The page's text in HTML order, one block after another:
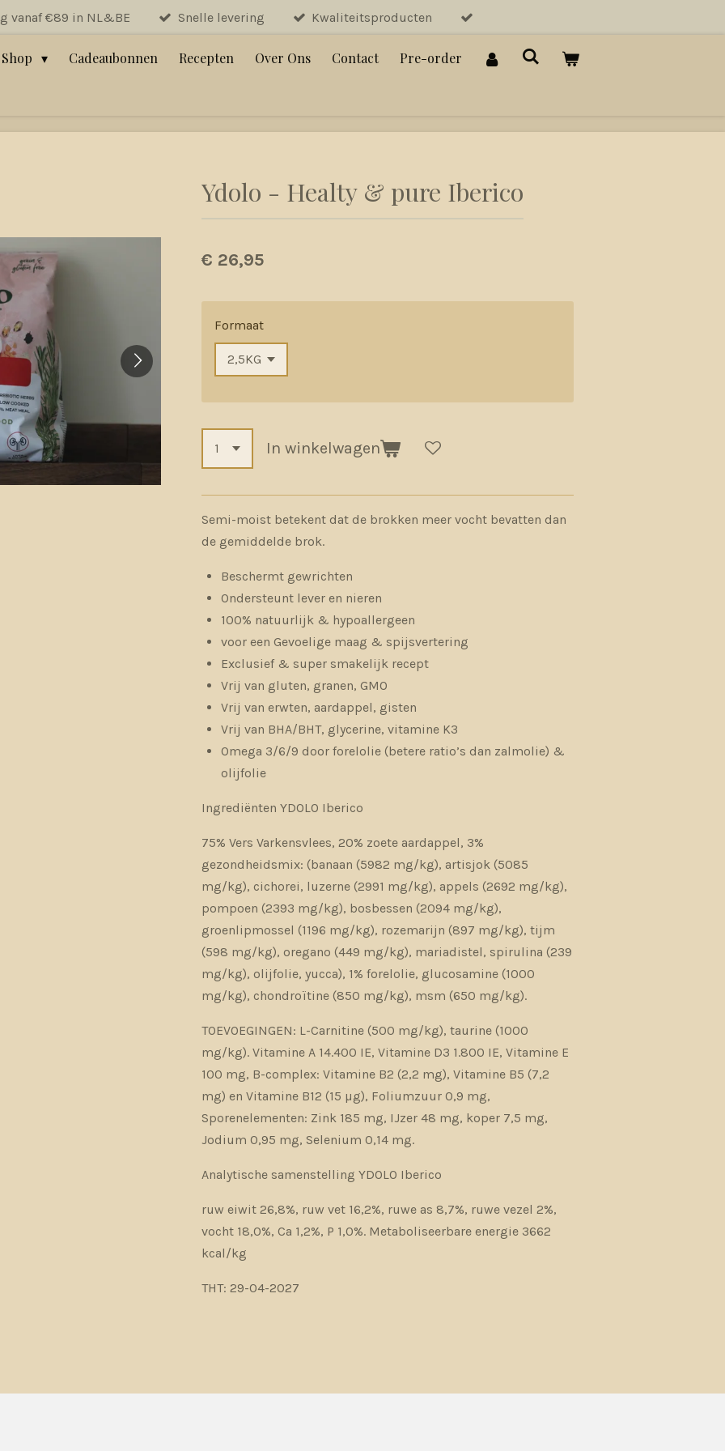
vanaf €89 in NL&BE Snelle levering Kwaliteitsproducten
Shop Cadeaubonnen Recepten Over Ons Contact Pre-order
Ydolo - Healty & pure Iberico
€ 26,95
Formaat
In winkelwagen
Semi-moist betekent dat de brokken meer vocht bevatten dan
de gemiddelde brok.
Beschermt gewrichten
Ondersteunt lever en nieren
100% natuurlijk & hypoallergeen
voor een Gevoelige maag & spijsvertering
Exclusief & super smakelijk recept
Vrij van gluten, granen, GMO
Vrij van erwten, aardappel, gisten
Vrij van BHA/BHT, glycerine, vitamine K3
Omega 3/6/9 door forelolie (betere ratio’s dan zalmolie) &
olijfolie
Ingrediënten YDOLO Iberico
75% Vers Varkensvlees, 20% zoete aardappel, 3%
gezondheidsmix: (banaan (5982 mg/kg), artisjok (5085
mg/kg), cichorei, luzerne (2991 mg/kg), appels (2692 mg/kg),
pompoen (2393 mg/kg), bosbessen (2094 mg/kg),
groenlipmossel (1196 mg/kg), rozemarijn (897 mg/kg), tijm
(598 mg/kg), oregano (449 mg/kg), mariadistel, spirulina (239
mg/kg), olijfolie, yucca), 1% forelolie, glucosamine (1000
mg/kg), chondroïtine (850 mg/kg), msm (650 mg/kg).
TOEVOEGINGEN: L-Carnitine (500 mg/kg), taurine (1000
mg/kg). Vitamine A 14.400 IE, Vitamine D3 1.800 IE, Vitamine E
100 mg, B-complex: Vitamine B2 (2,2 mg), Vitamine B5 (7,2
mg) en Vitamine B12 (15 µg), Foliumzuur 0,9 mg,
Sporenelementen: Zink 185 mg, IJzer 48 mg, koper 7,5 mg,
Jodium 0,95 mg, Selenium 0,14 mg.
Analytische samenstelling YDOLO Iberico
ruw eiwit 26,8%, ruw vet 16,2%, ruwe as 8,7%, ruwe vezel 2%,
vocht 18,0%, Ca 1,2%, P 1,0%. Metaboliseerbare energie 3662
kcal/kg
THT: 29-04-2027